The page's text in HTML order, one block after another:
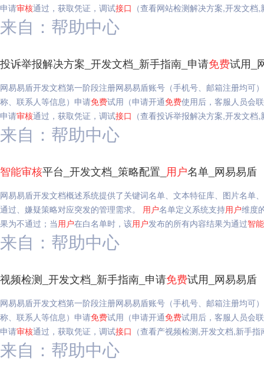
申请审核通过，获取凭证，调试接口 （查看网站检测解决方案,开发文档
来自：帮助中心
投诉举报解决方案_开发文档_新手指南_申请免费试用_
网易易盾开发文档第一阶段注册网易易盾账号（手机号、邮箱注册均可
称、联系人等信息）申请免费试用（申请开通免费使用后，客服人员会
申请审核通过，获取凭证，调试接口 （查看投诉举报解决方案,开发文档
来自：帮助中心
智能审核平台_开发文档_策略配置_ 用户名单_网易易盾
网易易盾开发文档概述系统提供了关键词名单、文本特征库、图片名单、
通过、嫌疑策略对应突发的管理需求。 用户名单定义系统支持用户维度
果为不通过；当用户在白名单时，该用户发布的所有内容结果为通过智能
来自：帮助中心
视频检测_开发文档_新手指南_申请免费试用_网易易盾
网易易盾开发文档第一阶段注册网易易盾账号（手机号、邮箱注册均可
称、联系人等信息）申请免费试用（申请开通免费试用后，客服人员会
申请审核通过，获取凭证，调试接口 （查看产视频检测,开发文档,新手指
来自：帮助中心